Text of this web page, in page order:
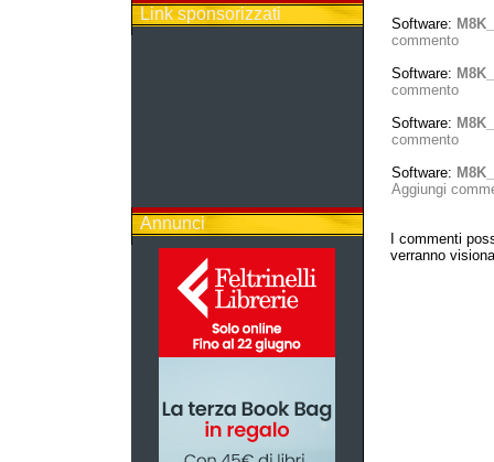
Link sponsorizzati
Annunci
Software:
commento
Software:
commento
Software:
commento
Software:
Aggiungi
I commenti
verranno